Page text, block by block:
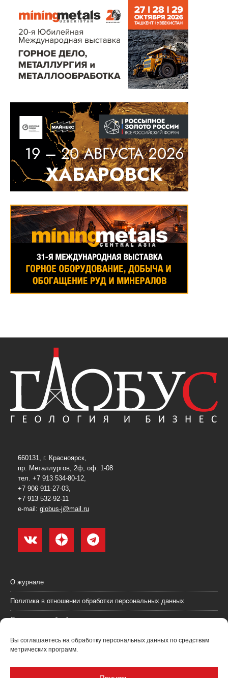
Вы соглашаетесь на обработку персональных данных по средствам
метрических программ.
660131, г. Красноярск,
пр. Металлургов, 2ф, оф. 1-08
тел. +7 913 534-80-12,
+7 906 911-27-03,
+7 913 532-92-11
e-mail: globus-j@mail.ru
О журнале
Политика в отношении обработки персональных данных
Согласие на обработку персональных данных
Пользовательское соглашение (оферта)